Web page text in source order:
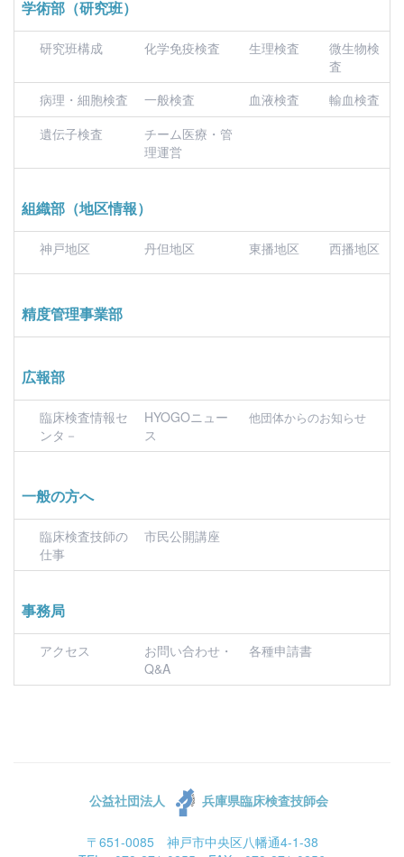
学術部（研究班）
研究班構成 化学免疫検査 生理検査
微生物検
査
病理・細胞検査
一般検査 血液検査
輸血検査
遺伝子検査
チーム医療・管
理運営
組織部（地区情報）
神戸地区 丹但地区 東播地区 西播地区
精度管理事業部
広報部
臨床検査情報セ
ンタ－
HYOGOニュー
ス
他団体からのお知らせ
一般の方へ
臨床検査技師の
仕事
市民公開講座
事務局
アクセス
お問い合わせ・
Q&A
各種申請書
公益社団法人 兵庫県臨床検査技師会
〒651-0085 神戸市中央区八幡通4-1-38